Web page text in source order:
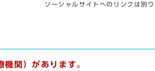
ソーシャルサイトへのリンクは別
機関）があります。